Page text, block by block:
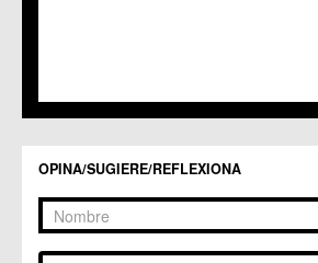
OPINA/SUGIERE/REFLEXIONA